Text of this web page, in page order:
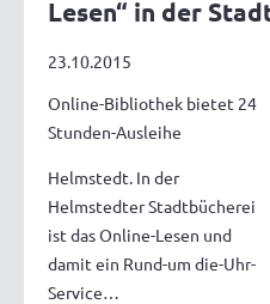
Lesen“ in der
23.10.2015
Online-Bibliothek bietet 24
Stunden-Ausleihe
Helmstedt. In der
Helmstedter Stadtbücherei
ist das Online-Lesen und
damit ein Rund-um die-Uhr-
Service…